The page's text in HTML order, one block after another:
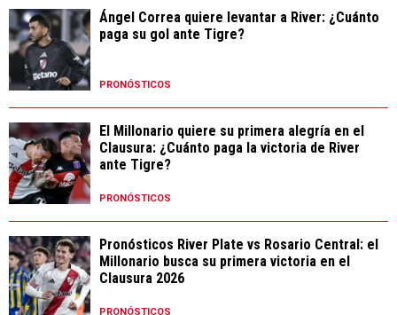
Ángel Correa quiere levantar a River: ¿Cuánto
paga su gol ante Tigre?
PRONÓSTICOS
El Millonario quiere su primera alegría en el
Clausura: ¿Cuánto paga la victoria de River
ante Tigre?
PRONÓSTICOS
Pronósticos River Plate vs Rosario Central: el
Millonario busca su primera victoria en el
Clausura 2026
PRONÓSTICOS